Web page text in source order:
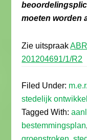
moeten worden
Zie uitspraak
201204691/1/R2
Filed Under:
stedelijk
Tagged With:
bestemmingsplan,